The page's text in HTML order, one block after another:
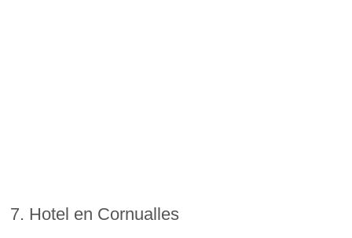
7. Hotel en Cornualles